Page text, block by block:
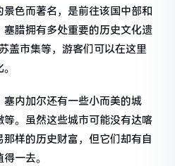
色而著名，是前往该国中部和
腊拥有多处重要的历史文化遗
盖市集等，游客们可以在这里
内加尔还有一些小而美的城
。虽然这些城市可能没有达喀
样的历史财富，但它们却有自
一去。